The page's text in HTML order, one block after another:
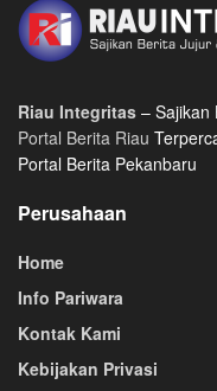
Riau Integritas – Sajikan
Portal Berita Riau
Portal Berita Pekanbaru
Perusahaan
Home
Info Pariwara
Kontak Kami
Kebijakan Privasi